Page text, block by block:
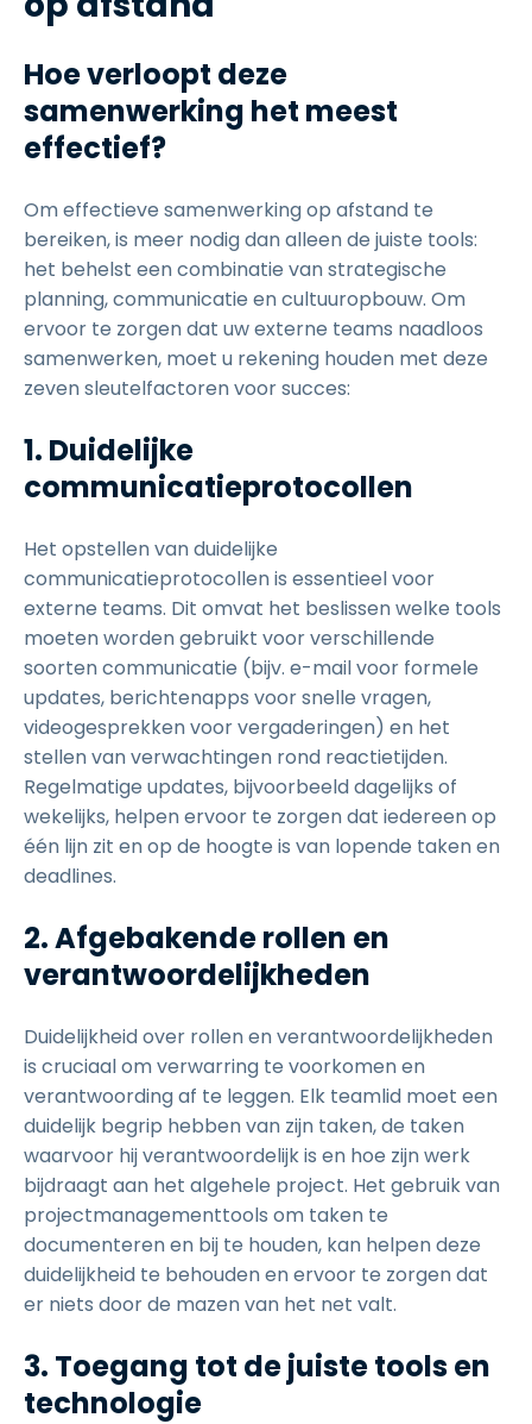
Hoe verloopt deze
samenwerking het meest
effectief?
Om effectieve samenwerking op afstand te
bereiken, is meer nodig dan alleen de juiste tools:
het behelst een combinatie van strategische
planning, communicatie en cultuuropbouw. Om
ervoor te zorgen dat uw externe teams naadloos
samenwerken, moet u rekening houden met deze
zeven sleutelfactoren voor succes:
1. Duidelijke
communicatieprotocollen
Het opstellen van duidelijke
communicatieprotocollen is essentieel voor
externe teams. Dit omvat het beslissen welke tools
moeten worden gebruikt voor verschillende
soorten communicatie (bijv. e-mail voor formele
updates, berichtenapps voor snelle vragen,
videogesprekken voor vergaderingen) en het
stellen van verwachtingen rond reactietijden.
Regelmatige updates, bijvoorbeeld dagelijks of
wekelijks, helpen ervoor te zorgen dat iedereen op
één lijn zit en op de hoogte is van lopende taken en
deadlines.
2. Afgebakende rollen en
verantwoordelijkheden
Duidelijkheid over rollen en verantwoordelijkheden
is cruciaal om verwarring te voorkomen en
verantwoording af te leggen. Elk teamlid moet een
duidelijk begrip hebben van zijn taken, de taken
waarvoor hij verantwoordelijk is en hoe zijn werk
bijdraagt aan het algehele project. Het gebruik van
projectmanagementtools om taken te
documenteren en bij te houden, kan helpen deze
duidelijkheid te behouden en ervoor te zorgen dat
er niets door de mazen van het net valt.
3. Toegang tot de juiste tools en
technologie